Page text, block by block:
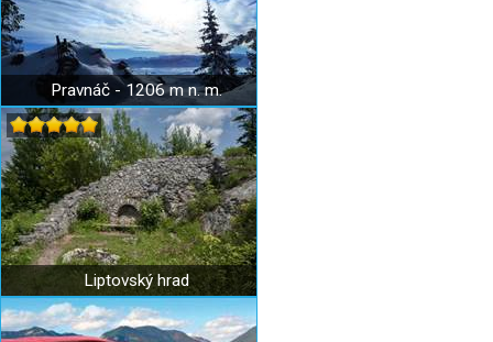
Pravnáč - 1206 m n. m.
Liptovský hrad